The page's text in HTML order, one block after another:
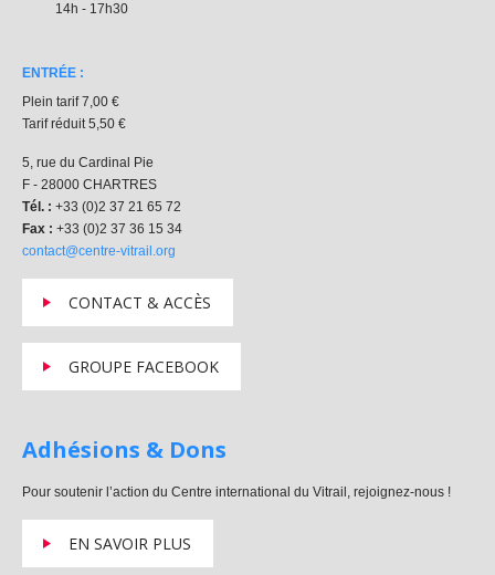
14h - 17h30
ENTRÉE :
Plein tarif 7,00 €
Tarif réduit 5,50 €
5, rue du Cardinal Pie
F - 28000 CHARTRES
Tél. : +33 (0)2 37 21 65 72
Fax : +33 (0)2 37 36 15 34
contact@centre-vitrail.org
CONTACT & ACCÈS
GROUPE FACEBOOK
Adhésions & Dons
Pour soutenir l’action du Centre international du Vitrail, rejoignez-nous !
EN SAVOIR PLUS